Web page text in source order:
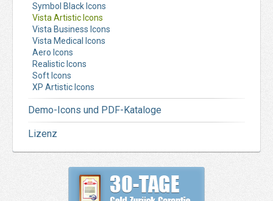
Symbol Black Icons
Vista Artistic Icons
Vista Business Icons
Vista Medical Icons
Aero Icons
Realistic Icons
Soft Icons
XP Artistic Icons
Demo-Icons und PDF-Kataloge
Lizenz